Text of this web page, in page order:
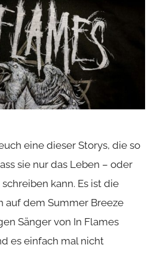
eine dieser Storys, die so
sie nur das Leben – oder
kann. Es ist die
auf dem Summer Breeze
Sänger von In Flames
es einfach mal nicht